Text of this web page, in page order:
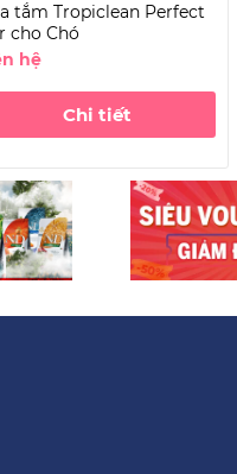
tắm Tropiclean Perfect
cho Chó
hệ
Chi tiết